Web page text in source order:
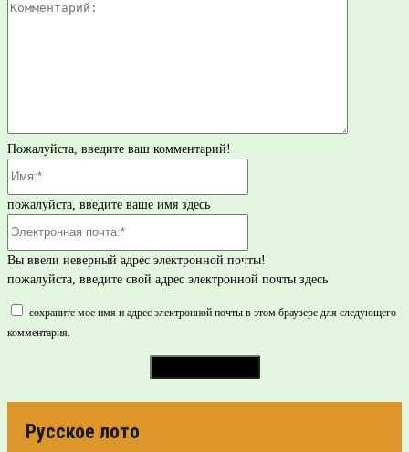
Пожалуйста, введите ваш комментарий!
пожалуйста, введите ваше имя здесь
Вы ввели неверный адрес электронной почты!
пожалуйста, введите свой адрес электронной почты здесь
сохраните мое имя и адрес электронной почты в этом браузере для следующего
комментария.
Русское лото